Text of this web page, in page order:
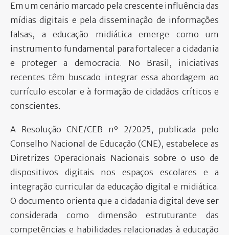
Em um cenário marcado pela crescente influência das
mídias digitais e pela disseminação de informações
falsas, a educação midiática emerge como um
instrumento fundamental para fortalecer a cidadania
e proteger a democracia. No Brasil, iniciativas
recentes têm buscado integrar essa abordagem ao
currículo escolar e à formação de cidadãos críticos e
conscientes.
A Resolução CNE/CEB nº 2/2025, publicada pelo
Conselho Nacional de Educação (CNE), estabelece as
Diretrizes Operacionais Nacionais sobre o uso de
dispositivos digitais nos espaços escolares e a
integração curricular da educação digital e midiática.
O documento orienta que a cidadania digital deve ser
considerada como dimensão estruturante das
competências e habilidades relacionadas à educação